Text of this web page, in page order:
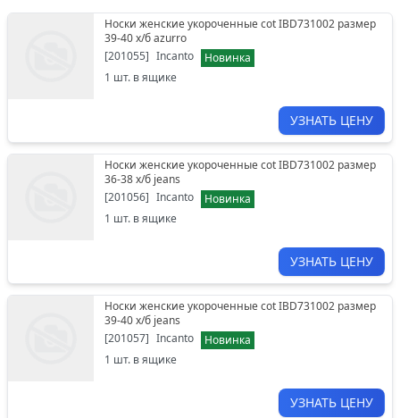
Носки женские укороченные cot IBD731002 размер
39-40 х/б azurro
[201055] Incanto
Новинка
1 шт. в ящике
УЗНАТЬ ЦЕНУ
Носки женские укороченные cot IBD731002 размер
36-38 х/б jeans
[201056] Incanto
Новинка
1 шт. в ящике
УЗНАТЬ ЦЕНУ
Носки женские укороченные cot IBD731002 размер
39-40 х/б jeans
[201057] Incanto
Новинка
1 шт. в ящике
УЗНАТЬ ЦЕНУ